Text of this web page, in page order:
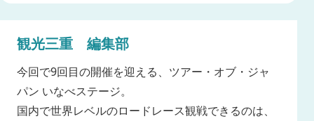
観光三重 編集部
今回で9回目の開催を迎える、ツアー・オブ・ジャ
パン いなべステージ。
国内で世界レベルのロードレース観戦できるのは、